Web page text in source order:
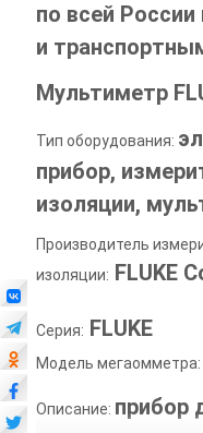
по всей
и
Мультиметр
Тип оборудования:
прибор,
изоляции,
Производитель
изоляции: FLUKE
Серия: FLUKE
Модель мегаомметра:
Описание: прибор